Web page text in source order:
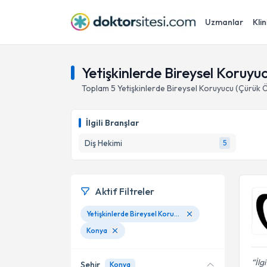
Uzmanlar
Yetişkinlerde Bireysel
Toplam 5 Yetişkinlerde Bireysel Koruyucu (Çürük
İlgili Branşlar
Diş Hekimi
5
Aktif Filtreler
Yetişkinlerde Bireysel Koruyucu (Çürük Önleyici) Uygulamalar
Konya
Şehir Konya